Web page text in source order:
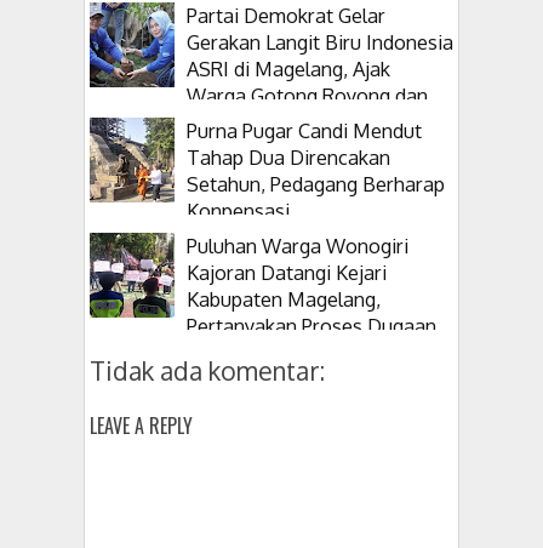
Partai Demokrat Gelar
Gerakan Langit Biru Indonesia
ASRI di Magelang, Ajak
Warga Gotong Royong dan
Tanam Pohon
Purna Pugar Candi Mendut
Tahap Dua Direncakan
Setahun, Pedagang Berharap
Konpensasi
Puluhan Warga Wonogiri
Kajoran Datangi Kejari
Kabupaten Magelang,
Pertanyakan Proses Dugaan
Tidak ada komentar:
LEAVE A REPLY